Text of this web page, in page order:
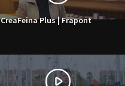
CreaFeina Plus | Frapont